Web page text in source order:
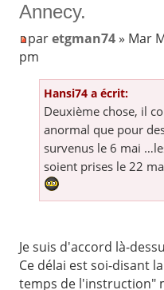
Annecy.
paretgman74» Mar
pm
Hansi74 a écrit:
Deuxième chose, il
anormal que pour
survenus le 6 mai
soient prises le 22
Je suis d'accord là-
Ce délai est soi-disant
temps de l'instruction"